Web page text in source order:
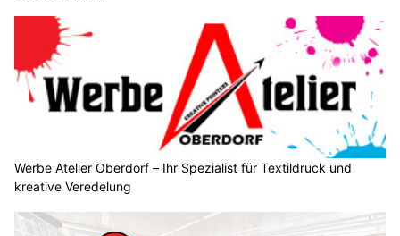
Werbe Atelier Oberdorf – Ihr Spezialist für Textildruck und
kreative Veredelung